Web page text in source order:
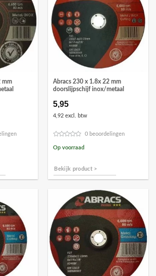
mm
Abracs 230 x 1.8x 22 mm
doorslijpschijf inox/metaal
5,95
4,92 excl. btw
0 beoordelingen
Op voorraad
Bekijk product >